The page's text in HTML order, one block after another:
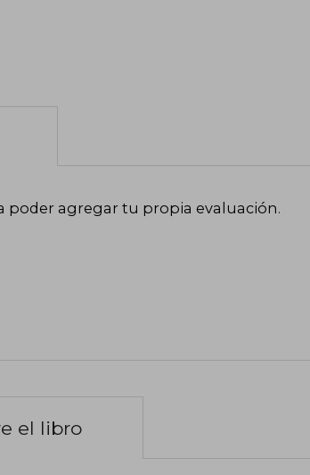
poder agregar tu propia evaluación.
el libro